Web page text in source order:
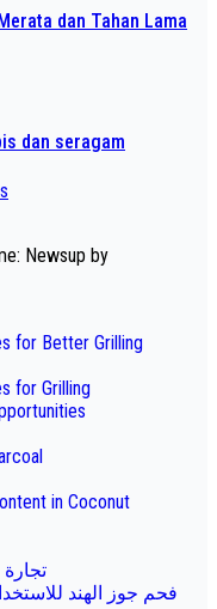
dan Tahan Lama
dan seragam
Newsup by
for Better Grilling
for Grilling
in Coconut
فحم جوز الهند